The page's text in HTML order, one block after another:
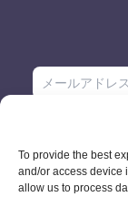
To provide the best
and/or access device
allow us to process